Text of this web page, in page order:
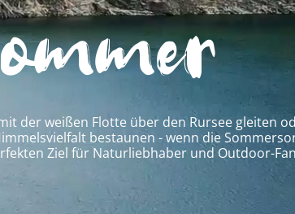
der weißen Flotte über den Rursee gleiten
bestaunen - wenn die
Ziel für Naturliebhaber und Outdoor-